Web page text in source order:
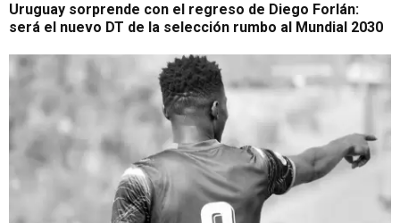
Uruguay sorprende con el regreso de Diego Forlán:
será el nuevo DT de la selección rumbo al Mundial 2030